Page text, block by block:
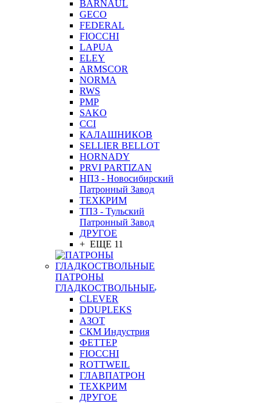
BARNAUL
GEСO
FEDERAL
FIOCCHI
LAPUA
ELEY
ARMSCOR
NORMA
RWS
PMP
SAKO
CCI
КАЛАШНИКОВ
SELLIER BELLOT
HORNADY
PRVI PARTIZAN
НПЗ - Новосибирский
Патронный Завод
ТЕХКРИМ
ТПЗ - Тульский
Патронный Завод
ДРУГОЕ
+ ЕЩЕ 11
ПАТРОНЫ
ГЛАДКОСТВОЛЬНЫЕ
CLEVER
DDUPLEKS
АЗОТ
СКМ Индустрия
ФЕТТЕР
FIOCCHI
ROTTWEIL
ГЛАВПАТРОН
ТЕХКРИМ
ДРУГОЕ